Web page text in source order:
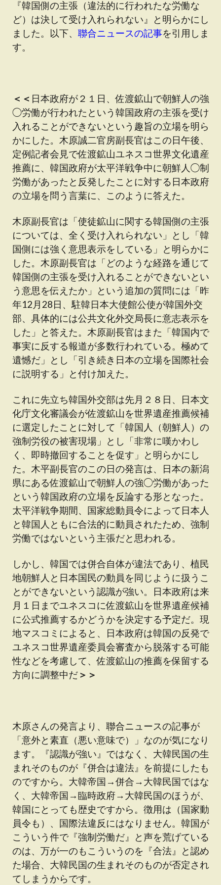
『韓国側の主張（違法的に行われたな労働な
ど）は決して受け入れられない』と明らかにし
ました。以下、 聯合ニュースの記事を引用しま
す。
＜＜ 日本政府が２１日、佐渡鉱山で朝鮮人の強
◯労働が行われたという韓国政府の主張を受け
入れることができないという趣旨の立場を明ら
かにした。木原誠二官房副長官はこの日午後、
定例記者会見で佐渡鉱山ユネスコ世界文化遺産
推薦に、韓国政府が太平洋戦争中に朝鮮人◯制
労働があったと反発したことに対する日本政府
の立場を問う言葉に、このように答えた。
木原副長官は「使徒鉱山に関する韓国側の主張
については、全く受け入れられない」とし「韓
国側には強く意思表示をしている」と明らかに
した。木原副長官は「どのような経路を通じて
韓国側の主張を受け入れることができないとい
う意思を伝えたか」という追加の質問には「昨
年12月28日、駐韓日本大使館公使が韓国外交
部、具体的には公共文化外交局長に意志表示を
した」と答えた。木原副長官はまた「韓国内で
事実に反する報道が多数行われている。極めて
遺憾だ」とし「引き続き日本の立場を国際社会
に説明する」と付け加えた。
これに先立ち韓国外交部は先月２８日、日本文
化庁文化審議会が佐渡鉱山を世界遺産推薦候補
に選定したことに対して「韓国人（朝鮮人）の
強制労役の被害現場」とし「非常に嘆かわし
く、即時撤回することを促す」と明らかにし
た。木平副長官のこの日の発言は、日本の新潟
県にある佐渡鉱山で朝鮮人の強◯労働があった
という韓国政府の立場を反論する形となった。
太平洋戦争期間、国家総動員令によって日本人
と韓国人ともに合法的に動員されたため、強制
労働ではないという主張だと思われる。
しかし、韓国では併合自体が違法であり、植民
地朝鮮人と日本国民の動員を同じように扱うこ
とができないという認識が強い。日本政府は来
月１日までユネスコに佐渡鉱山を世界遺産候補
に公式推薦するかどうかを決定する予定だ。現
地マスコミによると、日本政府は韓国の反発で
ユネスコ世界遺産委員会審査から脱落する可能
性などを考慮して、佐渡鉱山の推薦を保留する
方向に調整中だ＞＞
木原さんの発言より、聯合ニュースの記事が
「意外と素直（悪い意味で）」なのが気になり
ます。『認識が強い』ではなく、大韓民国の生
まれそのものが『併合は違法』を前提にしたも
のですから。大韓帝国→併合→大韓民国ではな
く、大韓帝国→臨時政府→大韓民国のほうが、
韓国にとっても歴史ですから。徴用は（国家動
員令も）、国際法違反にはなりません。韓国が
こういう件で『強制労働だ』と声を荒げている
のは、万が一のもこういうのを『合法』と認め
た場合、大韓民国の生まれそのものが否定され
てしまうからです。